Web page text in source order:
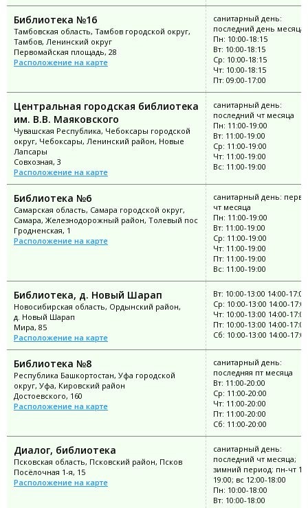
Библиотека №16
Тамбовская область, Тамбов городской округ,
Тамбов, Ленинский округ
Первомайская площадь, 28
Расположение на карте
санитарный день:
последний день месяца
Пн: 10:00-18:15
Вт: 10:00-18:15
Ср: 10:00-18:15
Чт: 10:00-18:15
Пт: 09:00-17:00
Центральная городская библиотека
им. В.В. Маяковского
Чувашская Республика, Чебоксары городской
округ, Чебоксары, Ленинский район, Новые
Лапсары
Совхозная, 3
Расположение на карте
санитарный день:
последний чт месяца
Пн: 11:00-19:00
Вт: 11:00-19:00
Ср: 11:00-19:00
Чт: 11:00-19:00
Вс: 11:00-19:00
Библиотека №6
Самарская область, Самара городской округ,
Самара, Железнодорожный район, Толевый пос
Гродненская, 1
Расположение на карте
санитарный день:
чт месяца
Пн: 11:00-19:00
Вт: 11:00-19:00
Ср: 11:00-19:00
Чт: 11:00-19:00
Пт: 11:00-19:00
Вс: 11:00-19:00
Библиотека, д. Новый Шарап
Новосибирская область, Ордынский район,
д. Новый Шарап
Мира, 85
Расположение на карте
Вт: 10:00-13:00 14:00-17:00
Ср: 10:00-13:00 14:00-17:00
Чт: 10:00-13:00 14:00-17:00
Пт: 10:00-13:00 14:00-17:00
Сб: 10:00-13:00 14:00-17:00
Библиотека №8
Республика Башкортостан, Уфа городской
округ, Уфа, Кировский район
Достоевского, 160
Расположение на карте
санитарный день:
последняя пт месяца
Вт: 11:00-20:00
Ср: 11:00-20:00
Чт: 11:00-20:00
Пт: 11:00-20:00
Сб: 11:00-20:00
Диалог, библиотека
Псковская область, Псковский район, Псков
Посёлочная 1-я, 15
Расположение на карте
санитарный день:
последний чт месяца;
зимний период: пн-чт
19:00; вс 12:00-18:00
Пн: 10:00-18:00
Вт: 10:00-18:00